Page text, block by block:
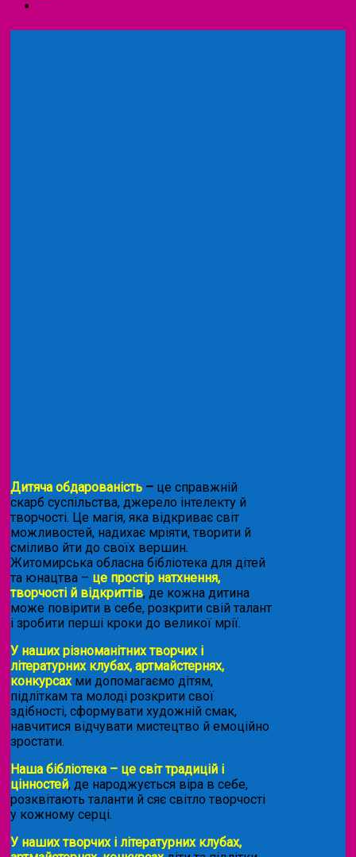
Дитяча обдарованість – це справжній
скарб суспільства, джерело інтелекту й
творчості. Це магія, яка відкриває світ
можливостей, надихає мріяти, творити й
сміливо йти до своїх вершин.
Житомирська обласна бібліотека для дітей
та юнацтва – це простір натхнення,
творчості й відкриттів, де кожна дитина
може повірити в себе, розкрити свій талант
і зробити перші кроки до великої мрії.
У наших різноманітних творчих і
літературних клубах, артмайстернях,
конкурсахми допомагаємо дітям,
підліткам та молоді розкрити свої
здібності, сформувати художній смак,
навчитися відчувати мистецтво й емоційно
зростати.
Наша бібліотека – це світ традицій і
цінностей, де народжується віра в себе,
розквітають таланти й сяє світло творчості
у кожному серці.
У наших творчих і літературних клубах,